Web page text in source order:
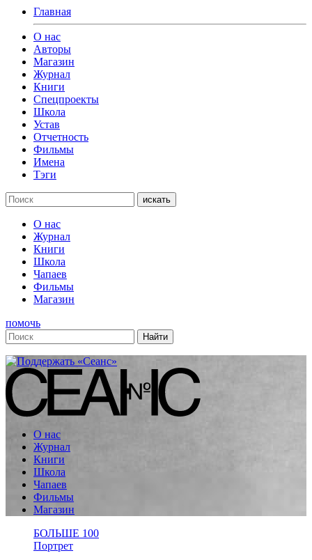
Главная
О нас
Авторы
Магазин
Журнал
Книги
Спецпроекты
Школа
Устав
Отчетность
Фильмы
Имена
Тэги
искать
О нас
Журнал
Книги
Школа
Чапаев
Фильмы
Магазин
помочь
О нас
Журнал
Книги
Школа
Чапаев
Фильмы
Магазин
БОЛЬШЕ 100
Портрет